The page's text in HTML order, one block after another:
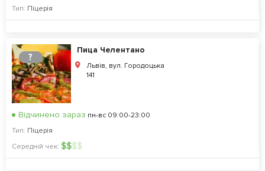
Тип: Піцерія
?
Пица Челентано
Львів, вул. Городоцька
141
Відчинено зараз пн-вс 09:00-23:00
Тип: Піцерія
Середній чек: $$$$